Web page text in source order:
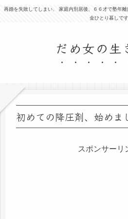
再婚を失敗してしまい、 家庭内別居後、６６才で塾年
金ひとり暮しです
だめ女の生
初めての降圧剤、始めま
スポンサーリ